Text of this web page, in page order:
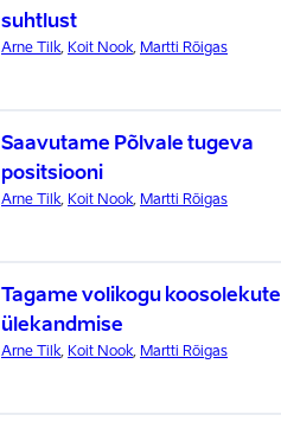
suhtlust
Arne Tilk, Koit Nook, Martti Rõigas
Saavutame Põlvale tugeva
positsiooni
Arne Tilk, Koit Nook, Martti Rõigas
Tagame volikogu koosolekute
ülekandmise
Arne Tilk, Koit Nook, Martti Rõigas